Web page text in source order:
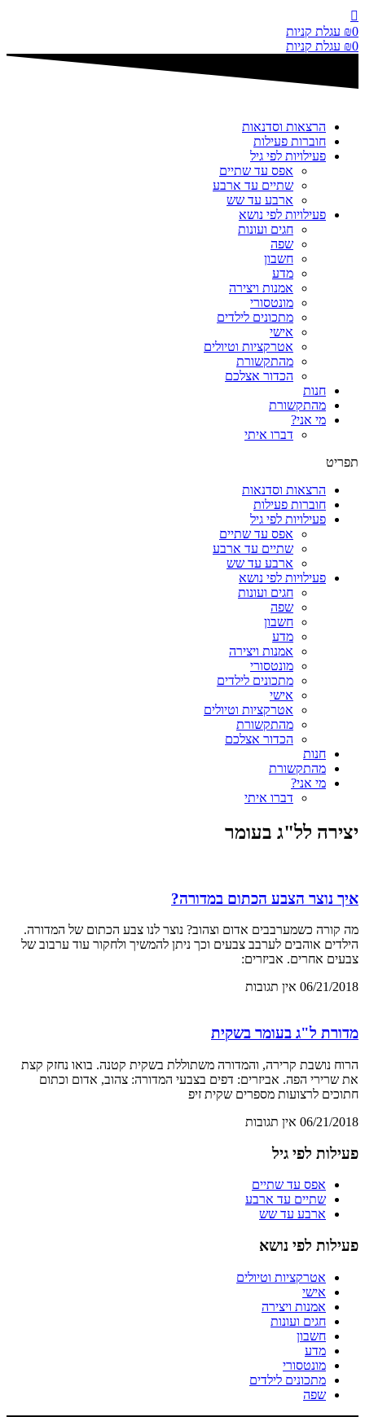
דלג
לתוכן
₪0
עגלת קניות
₪0 עגלת קניות
הרצאות וסדנאות
חוברות פעילות
פעילויות לפי גיל
אפס עד שתיים
שתיים עד ארבע
ארבע עד שש
פעילויות לפי נושא
חגים ועונות
שפה
חשבון
מדע
אמנות ויצירה
מונטסורי
מתכונים לילדים
אישי
אטרקציות וטיולים
מהתקשורת
הכדור אצלכם
חנות
מהתקשורת
מי אני?
דברו איתי
תפריט
הרצאות וסדנאות
חוברות פעילות
פעילויות לפי גיל
אפס עד שתיים
שתיים עד ארבע
ארבע עד שש
פעילויות לפי נושא
חגים ועונות
שפה
חשבון
מדע
אמנות ויצירה
מונטסורי
מתכונים לילדים
אישי
אטרקציות וטיולים
מהתקשורת
הכדור אצלכם
חנות
מהתקשורת
מי אני?
דברו איתי
יצירה לל"ג בעומר
איך נוצר הצבע הכתום במדורה?
מה קורה כשמערבבים אדום וצהוב? נוצר לנו צבע הכתום של המדורה.
הילדים אוהבים לערבב צבעים וכך ניתן להמשיך ולחקור עוד ערבוב של
צבעים אחרים. אביזרים:
06/21/2018 אין תגובות
מדורת ל"ג בעומר בשקית
הרוח נושבת קרירה, והמדורה משתוללת בשקית קטנה. בואו נחזק קצת
את שרירי הפה. אביזרים: דפים בצבעי המדורה: צהוב, אדום וכתום
חתוכים לרצועות מספרים שקית זיפ
06/21/2018 אין תגובות
פעילות לפי גיל
אפס עד שתיים
שתיים עד ארבע
ארבע עד שש
פעילות לפי נושא
אטרקציות וטיולים
אישי
אמנות ויצירה
חגים ועונות
חשבון
מדע
מונטסורי
מתכונים לילדים
שפה